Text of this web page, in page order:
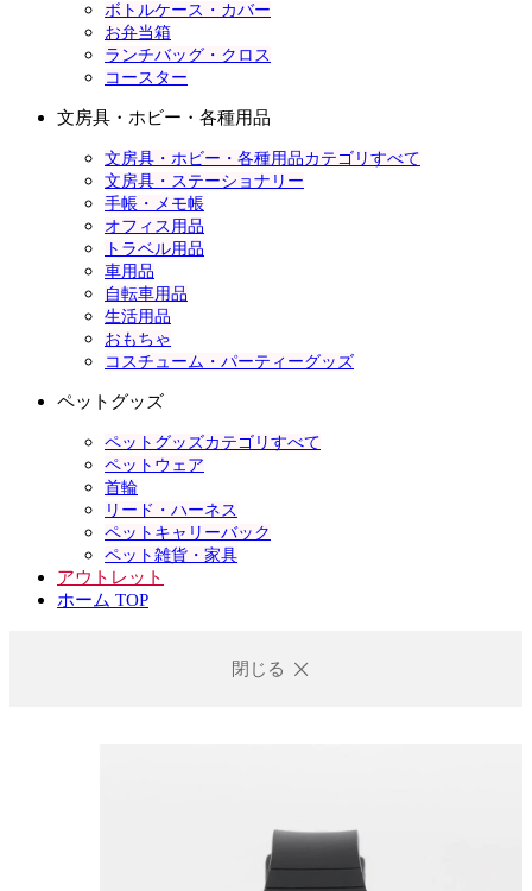
ボトルケース・カバー
お弁当箱
ランチバッグ・クロス
コースター
文房具・ホビー・各種用品
文房具・ホビー・各種用品カテゴリすべて
文房具・ステーショナリー
手帳・メモ帳
オフィス用品
トラベル用品
車用品
自転車用品
生活用品
おもちゃ
コスチューム・パーティーグッズ
ペットグッズ
ペットグッズカテゴリすべて
ペットウェア
首輪
リード・ハーネス
ペットキャリーバック
ペット雑貨・家具
アウトレット
ホーム TOP
閉じる